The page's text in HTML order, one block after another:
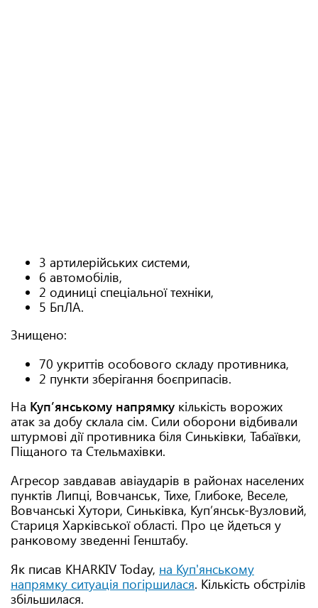
3 артилерійських системи,
6 автомобілів,
2 одиниці спеціальної техніки,
5 БпЛА.
Знищено:
70 укриттів особового складу противника,
2 пункти зберігання боєприпасів.
На Куп’янському напрямку кількість ворожих
атак за добу склала сім. Сили оборони відбивали
штурмові дії противника біля Синьківки, Табаївки,
Піщаного та Стельмахівки.
Агресор завдавав авіаударів в районах населених
пунктів Липці, Вовчанськ, Тихе, Глибоке, Веселе,
Вовчанські Хутори, Синьківка, Куп’янськ-Вузловий,
Стариця Харківської області. Про це йдеться у
ранковому зведенні Генштабу.
Як писав KHARKIV Today, на Куп'янському
напрямку ситуація погіршилася. Кількість обстрілів
збільшилася.